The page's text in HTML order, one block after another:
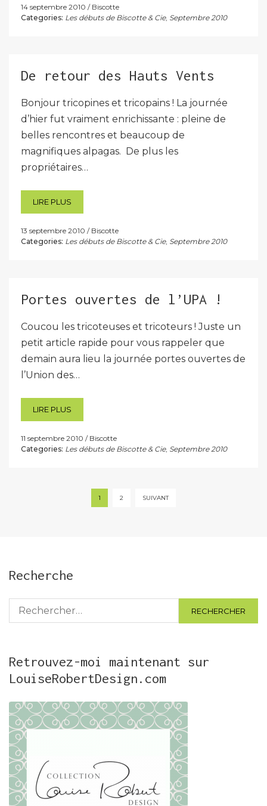
14 septembre 2010
Biscotte
Categories: Les débuts de Biscotte & Cie, Septembre 2010
De retour des Hauts Vents
Bonjour tricopines et tricopains ! La journée
d’hier fut vraiment enrichissante : pleine de
belles rencontres et beaucoup de
magnifiques alpagas. De plus les
propriétaires…
LIRE PLUS
13 septembre 2010
Biscotte
Categories: Les débuts de Biscotte & Cie, Septembre 2010
Portes ouvertes de l’UPA !
Coucou les tricoteuses et tricoteurs ! Juste un
petit article rapide pour vous rappeler que
demain aura lieu la journée portes ouvertes de
l’Union des…
LIRE PLUS
11 septembre 2010
Biscotte
Categories: Les débuts de Biscotte & Cie, Septembre 2010
1 2 SUIVANT
Recherche
Rechercher :
Retrouvez-moi maintenant sur
LouiseRobertDesign.com